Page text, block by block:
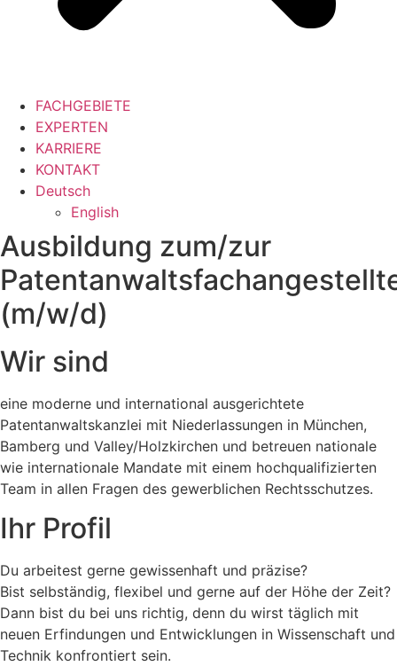
FACHGEBIETE
EXPERTEN
KARRIERE
KONTAKT
Deutsch
English
Ausbildung zum/zur
(m/w/d)
Wir sind
eine moderne und international ausgerichtete
Patentanwaltskanzlei mit Niederlassungen in München,
Bamberg und Valley/Holzkirchen und betreuen nationale
wie internationale Mandate mit einem hochqualifizierten
Team in allen Fragen des gewerblichen Rechtsschutzes.
Ihr Profil
Du arbeitest gerne gewissenhaft und präzise?
Bist selbständig, flexibel und gerne auf der Höhe der Zeit?
Dann bist du bei uns richtig, denn du wirst täglich mit
neuen Erfindungen und Entwicklungen in Wissenschaft und
Technik konfrontiert sein.